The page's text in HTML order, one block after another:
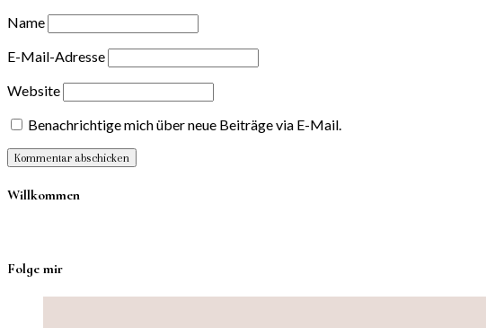
Name
E-Mail-Adresse
Website
Benachrichtige mich über neue Beiträge via E-Mail.
Willkommen
Folge mir